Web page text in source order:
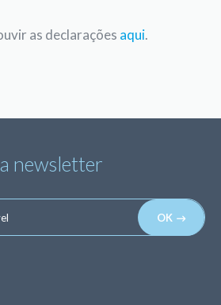
as declarações aqui.
newsletter
OK